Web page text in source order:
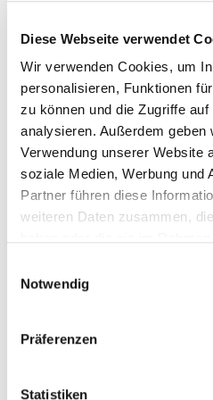
Diese Webseite verwendet
Wir verwenden Cookies, um
personalisieren, Funktionen
zu können und die Zugriffe
analysieren. Außerdem
Verwendung unserer Website
soziale Medien, Werbung und
Partner führen diese
weiteren Daten zusammen,
Notwendig
Präferenzen
Statistiken
Ärztinnen und Ärzten
von der Tarifstruktur
die Trennung zwischen
Versorgung bleibt bestehen
Zur Abgrenzung des
Was TARDOC nicht regelt
www.mysmartheart.ch/
schweiz-2026
Für wen diese
Ärztinnen und Ärzte im
Organisationen mit